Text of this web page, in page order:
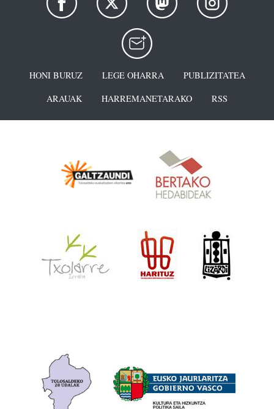
HONI BURUZ LEGE OHARRA
PUBLIZITATEA
ARAUAK
HARREMANETARAKO RSS